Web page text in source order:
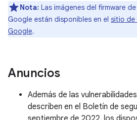
Nota: Las imágenes del firmware
Google están disponibles en el sitio de
Google.
Anuncios
Además de las
describen en el Boletín de